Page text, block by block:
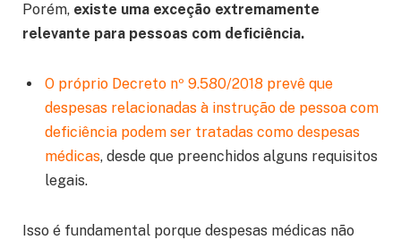
Porém, existe uma exceção extremamente
relevante para pessoas com deficiência.
O próprio Decreto nº 9.580/2018 prevê que
despesas relacionadas à instrução de pessoa com
deficiência podem ser tratadas como despesas
médicas, desde que preenchidos alguns requisitos
legais.
Isso é fundamental porque despesas médicas não